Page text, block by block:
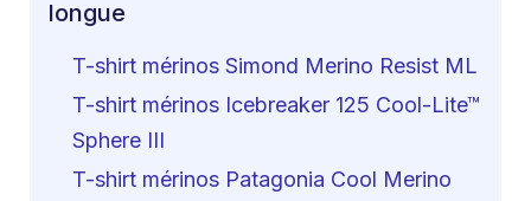
longue
T-shirt mérinos Simond Merino Resist ML
T-shirt mérinos Icebreaker 125 Cool-Lite™
Sphere III
T-shirt mérinos Patagonia Cool Merino